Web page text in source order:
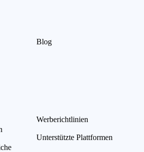
Blog
Werberichtlinien
Unterstützte Plattformen